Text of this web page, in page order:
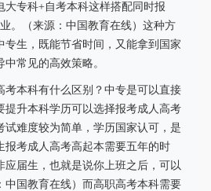
大专科+自考本科这样搭配同时报
。（来源：中国教育在线）这种方
专生，既能节省时间，又能拿到国家
常见的高效策略。
考本科有什么区别？中专是可以直接
提升本科学历可以选择报考成人高考
试难度较为简单，学历国家认可，是
报考成人高考高起本需要五年的时
应届生，也就是说你上班之后，可以
中国教育在线）而高职高考本科需要